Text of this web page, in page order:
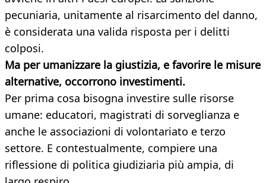
pecuniaria, unitamente al risarcimento del danno,
è considerata una valida risposta per i delitti
colposi.
Ma per umanizzare la giustizia, e favorire le misure
alternative, occorrono investimenti.
Per prima cosa bisogna investire sulle risorse
umane: educatori, magistrati di sorveglianza e
anche le associazioni di volontariato e terzo
settore. E contestualmente, compiere una
riflessione di politica giudiziaria più ampia, di